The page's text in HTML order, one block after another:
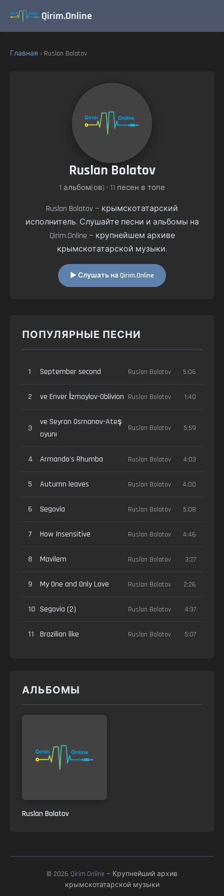
Qirim.Online
Главная › Ruslan Bolatov
Ruslan Bolatov
1 альбом(ов) • 11 песен в топе
Ruslan Bolatov — крымскотатарский
исполнитель. Слушайте песни и альбомы на
Qirim.Online — крупнейшем архиве
крымскотатарской музыки.
▶ Слушать на Qirim.Online
ПОПУЛЯРНЫЕ ПЕСНИ
1 September second Ruslan Bolatov 5:06
2 ve Enver İzmaylov-Oblivion Ruslan Bolatov 1:40
3
ve Seyran Osmanov-Ateş
oyunı
Ruslan Bolatov 5:59
4 Armando's Rhumba Ruslan Bolatov 4:03
5 Autumn leaves Ruslan Bolatov 4:00
6 Segovia Ruslan Bolatov 5:08
7 How Insensitive Ruslan Bolatov 4:46
8 Mavilem Ruslan Bolatov 3:27
9 My One and Only Love Ruslan Bolatov 2:26
10 Segovia (2) Ruslan Bolatov 4:37
11 Brazilian like Ruslan Bolatov 5:07
АЛЬБОМЫ
Ruslan Bolatov
© 2026 Qirim.Online — Крупнейший архив
крымскотатарской музыки